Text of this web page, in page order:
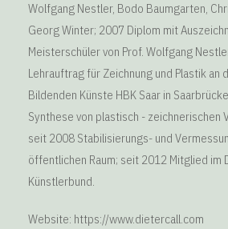
Wolfgang Nestler, Bodo Baumgarten,
Georg Winter; 2007 Diplom mit
Meisterschüler von Prof. Wolfgang
Lehrauftrag für Zeichnung und Plastik an
Bildenden Künste HBK Saar in
Synthese von plastisch - zeichnerischen
seit 2008 Stabilisierungs- und
öffentlichen Raum; seit 2012 Mitglied im
Künstlerbund.
Website: https://www.dietercall.com